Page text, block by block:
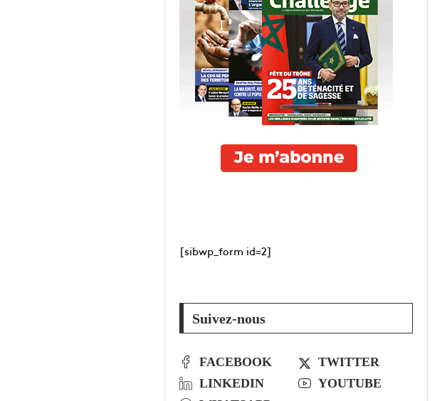
[sibwp_form id=2]
Suivez-nous
FACEBOOK
TWITTER
LINKEDIN
YOUTUBE